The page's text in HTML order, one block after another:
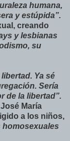
humana,
y estúpida”.
creando
y lesbianas
su
Ya sé
Sería
de la libertad”.
María
a los niños,
homosexuales